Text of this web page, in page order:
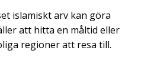
islamiskt arv kan göra
att hitta en måltid eller
regioner att resa till.